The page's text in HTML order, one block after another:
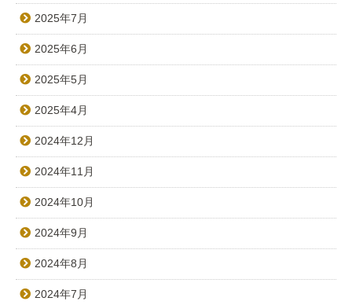
2025年7月
2025年6月
2025年5月
2025年4月
2024年12月
2024年11月
2024年10月
2024年9月
2024年8月
2024年7月